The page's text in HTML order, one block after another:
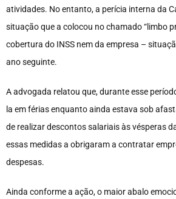
atividades. No entanto, a perícia interna da
situação que a colocou no chamado “limbo
cobertura do INSS nem da empresa –
ano seguinte.
A advogada relatou que, durante esse
la em férias enquanto ainda estava sob
de realizar descontos salariais às vésperas
essas medidas a obrigaram a contratar
despesas.
Ainda conforme a ação, o maior abalo